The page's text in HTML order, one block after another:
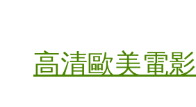
高清歐美電影